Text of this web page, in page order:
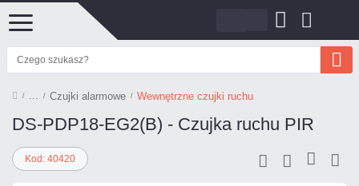
Czujki alarmowe Wewnętrzne czujki ruchu
DS-PDP18-EG2(B) - Czujka ruchu PIR
Kod: 40420